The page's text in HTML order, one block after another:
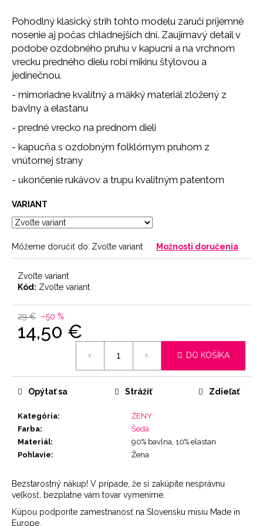
Pohodlný klasický strih tohto modelu zaručí príjemné
nosenie aj počas chladnejších dní. Zaujímavý detail v
podobe ozdobného pruhu v kapucni a na vrchnom
vrecku predného dielu robí mikinu štýlovou a
jedinečnou.
- mimoriadne kvalitný a mäkký materiál zložený z
bavlny a elastanu
- predné vrecko na prednom dieli
- kapucňa s ozdobným folklórnym pruhom z
vnútornej strany
- ukončenie rukávov a trupu kvalitným patentom
VARIANT
Môžeme doručiť do: Zvoľte variant Možnosti doručenia
Zvoľte variant
Kód: Zvoľte variant
29 € –50 %
14,50 €
DO KOŠÍKA
Kategória:
ŽENY
Farba:
Šedá
Materiál:
90% bavlna, 10% elastan
Pohlavie: Žena
Opýtať sa Strážiť Zdieľať
Bezstarostný nákup! V prípade, že si zakúpite nesprávnu
veľkosť, bezplatne vám tovar vymeníme.
Kúpou podporíte zamestnanosť na Slovensku misiu Made in
Europe.
a
m
e
NOHAVIČKY
PACK
21